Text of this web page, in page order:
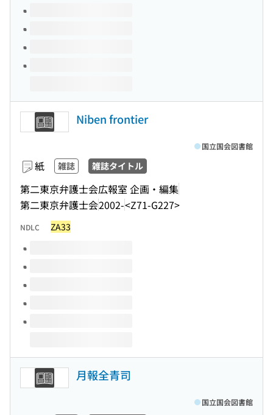
Niben frontier
紙 雑誌 雑誌タイトル
第二東京弁護士会広報室 企画・編集
第二東京弁護士会2002-<Z71-G227>
国立国会図書館
NDLC ZA33
このタイトルの巻号
月報全青司
国立国会図書館